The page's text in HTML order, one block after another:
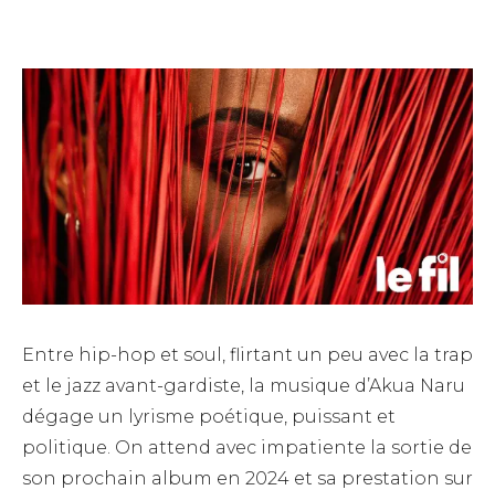
Entre hip-hop et soul, flirtant un peu avec la trap
et le jazz avant-gardiste, la musique d’Akua Naru
dégage un lyrisme poétique, puissant et
politique. On attend avec impatiente la sortie de
son prochain album en 2024 et sa prestation sur